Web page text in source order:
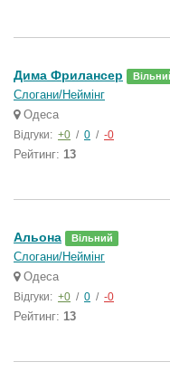
Дима Фрилансер
Слогани/Неймінг
Одеса
Відгуки: +0 / 0 / -0
Рейтинг: 13
Альона Вільний
Слогани/Неймінг
Одеса
Відгуки: +0 / 0 / -0
Рейтинг: 13